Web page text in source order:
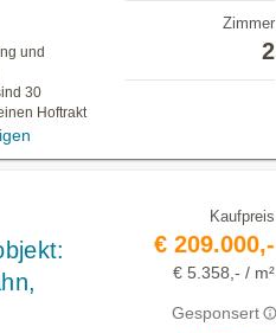
und
30
Hoftrakt
Zimmer
2
Kaufpreis
€ 209.000,-
€ 5.358,- / m²
Gesponsert